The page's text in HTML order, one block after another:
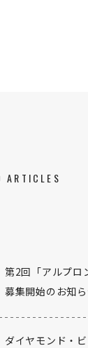
ARTICLES
第2回「アルプロ
募集開始のお知
ダイヤモンド・